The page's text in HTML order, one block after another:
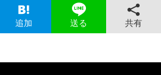
追加 送る 共有